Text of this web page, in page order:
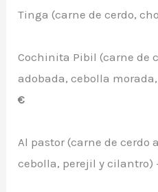
Tinga (carne de cerdo,
Cochinita Pibil (carne de
adobada, cebolla
€
Al pastor (carne de cerdo
cebolla, perejil y cilantro)